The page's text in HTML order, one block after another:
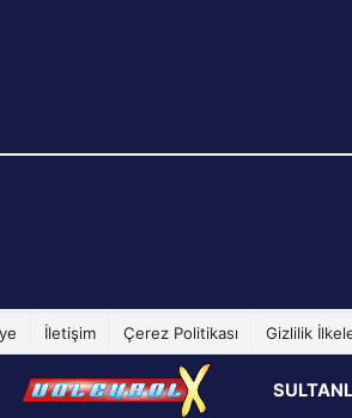
İletişim Çerez Politikası Gizlilik